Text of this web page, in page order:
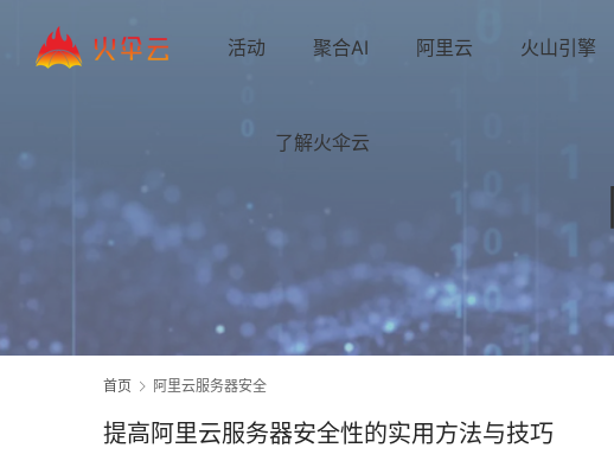
活动 聚合AI 阿里云 火山引擎
了解火伞云
首页 阿里云服务器安全
提高阿里云服务器安全性的实用方法与技巧